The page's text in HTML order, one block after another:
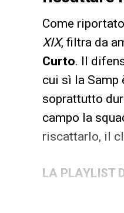
Come
XIX, filtra da
Curto. Il
cui sì la Samp
soprattutto
campo la
riscattarlo, il
LA PLAYLIST